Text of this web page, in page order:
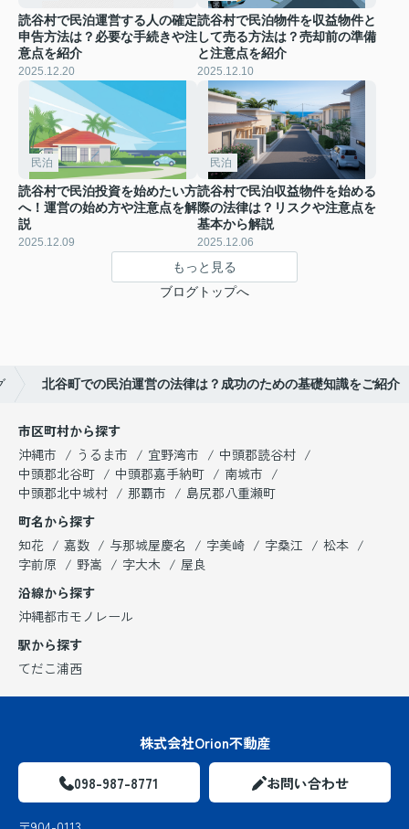
読谷村で民泊運営する人の確定
申告方法は？必要な手続きや注
意点を紹介
2025.12.20
読谷村で民泊物件を収益物件と
して売る方法は？売却前の準備
と注意点を紹介
2025.12.10
民泊
読谷村で民泊投資を始めたい方
へ！運営の始め方や注意点を解
説
2025.12.09
民泊
読谷村で民泊収益物件を始める
際の法律は？リスクや注意点を
基本から解説
2025.12.06
もっと見る
ブログトップへ
北谷町での民泊運営の法律は？成功のための基礎知識をご紹介
市区町村から探す
沖縄市
うるま市 宜野湾市
中頭郡読谷村
中頭郡北谷町
中頭郡嘉手納町
南城市
中頭郡北中城村
那覇市
島尻郡八重瀬町
町名から探す
知花
嘉数 与那城屋慶名 字美崎 字桑江
松本
字前原
野嵩 字大木
屋良
沿線から探す
沖縄都市モノレール
駅から探す
てだこ浦西
株式会社Orion不動産
098-987-8771 お問い合わせ